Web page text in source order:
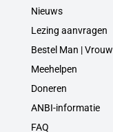
Nieuws
Lezing aanvragen
Bestel Man | Vrouw
Meehelpen
Doneren
ANBI-informatie
FAQ